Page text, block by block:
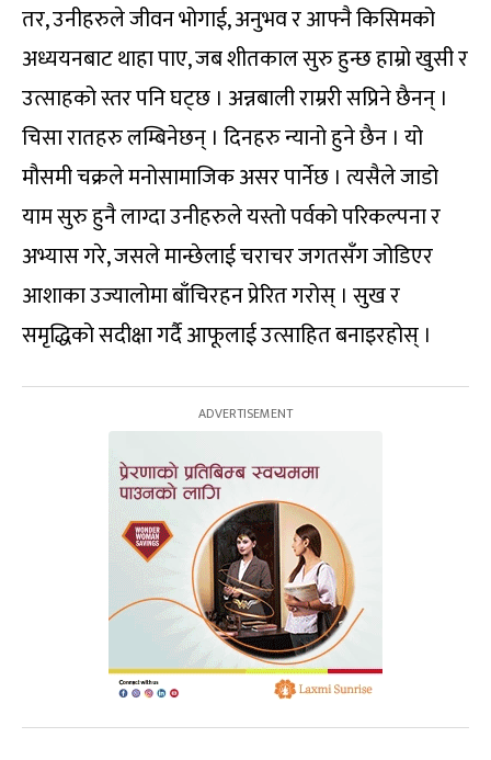
तर, उनीहरुले जीवन भोगाई, अनुभव र आफ्नै किसिमको
अध्ययनबाट थाहा पाए, जब शीतकाल सुरु हुन्छ हाम्रो खुसी र
उत्साहको स्तर पनि घट्छ । अन्नबाली राम्ररी सप्रिने छैनन् ।
चिसा रातहरु लम्बिनेछन् । दिनहरु न्यानो हुने छैन । यो
मौसमी चक्रले मनोसामाजिक असर पार्नेछ । त्यसैले जाडो
याम सुरु हुनै लाग्दा उनीहरुले यस्तो पर्वको परिकल्पना र
अभ्यास गरे, जसले मान्छेलाई चराचर जगतसँग जोडिएर
आशाका उज्यालोमा बाँचिरहन प्रेरित गरोस् । सुख र
समृद्धिको सदीक्षा गर्दै आफूलाई उत्साहित बनाइरहोस् ।